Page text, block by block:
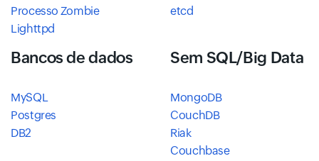
Processo Zombie
Lighttpd
etcd
Bancos de dados
MySQL
Postgres
DB2
Sem SQL/Big Data
MongoDB
CouchDB
Riak
Couchbase